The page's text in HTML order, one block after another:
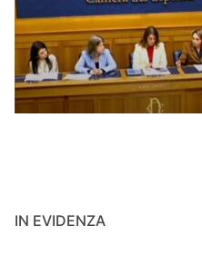
IN EVIDENZA